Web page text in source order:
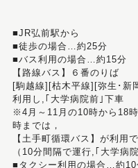
■JR弘前駅から
■徒歩の場合…約25分
■バス利用の場合…約15分
【路線バス】６番のりば
[駒越線][枯木平線][弥生･新
利用し,｢大学病院前｣下車
※4月～11月の10時から18
時までは，
【土手町循環バス】が利用
（10分間隔で運行,｢大学病
■タクシー利用の場合…約10